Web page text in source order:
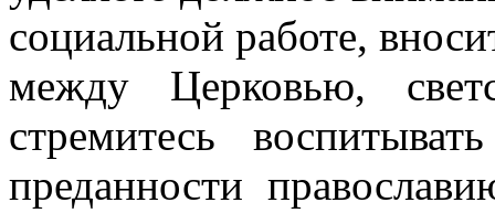
социальной работе,
между Церковью,
стремитесь
преданности